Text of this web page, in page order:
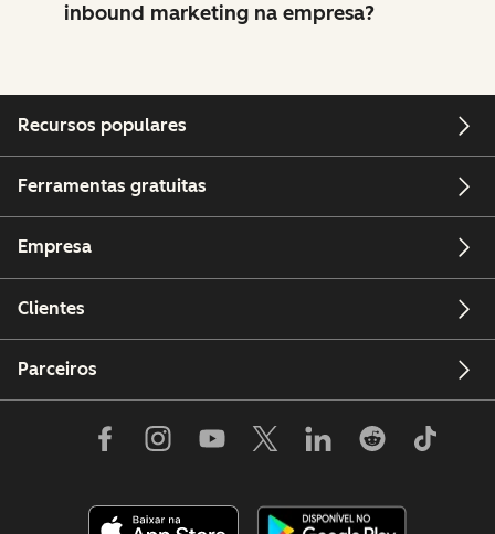
inbound marketing na empresa?
Recursos populares
Ferramentas gratuitas
Empresa
Clientes
Parceiros